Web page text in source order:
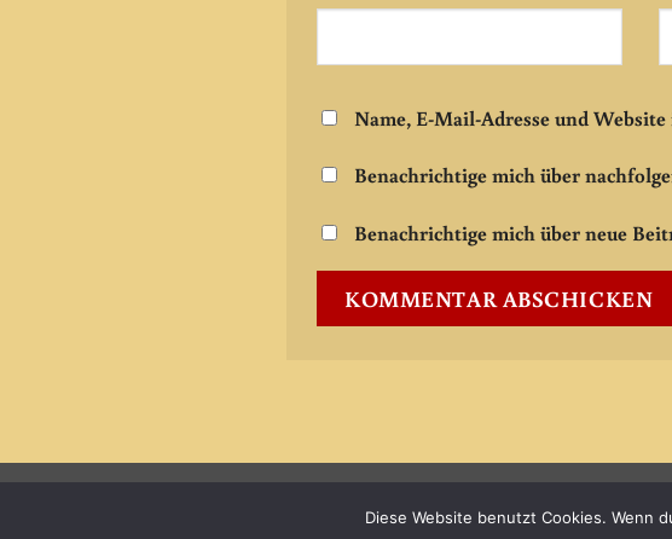
Name, E-Mail-Adresse und
Benachrichtige mich über
Benachrichtige mich über neue
Copyright 2026 ©Buchbinderei Boschert
Diese Website benutzt Cookies. Wenn